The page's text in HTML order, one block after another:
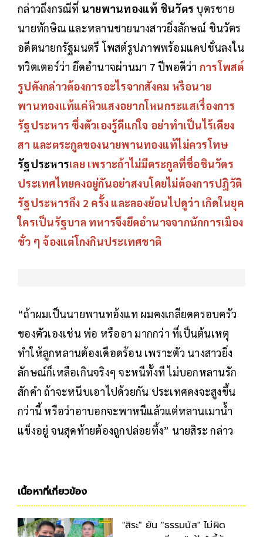
กล่าวถึงกรณีที่ นายพานทองแท้ ชินวัตร บุตรชาย
นายทักษิณ และหลานชายนางสาวยิ่งลักษณ์ ชินวัตร
อดีตนายกรัฐมนตรี โพสต์รูปภาพพร้อมแคปชั่นลงใน
ทวิตเตอร์ว่า ยึดอำนาจผ่านมา 7 ปีพอดีว่า การโพสต์
รูปดังกล่าวต้องการอะไรจากสังคม หรือนาย
พานทองแท้แค่หิวแสงอยากโหนกระแสเรื่องการ
รัฐประหาร ซึ่งตัวเองรู้ดีแก่ใจ อย่าทำเป็นไร้เดียง
สา และตระกูลของนายพานทองแท้ไม่ควรโทษ
รัฐประหารเลย เพราะถ้าไม่มีตระกูลที่ชื่อชินวัตร
ประเทศไทยคงอยู่กันอย่าสงบโดยไม่ต้องการปฎิวัติ
รัฐประหารถึง 2 ครั้ง และลองย้อนไปดูว่า เกิดในยุค
ใครเป็นรัฐบาล ทหารจึงยึดอำนาจจากนักการเมือง
ชั่ว ๆ จ้องแต่โกงกินประเทศชาติ
“ถ้าผมเป็นนายพานทอ้งแท ผมคงเกลียดครอบครัว
ของตัวเองเช่น พ่อ หรืออา มากกว่า ที่เป็นต้นเหตุ
ทำให้ลูกหลานต้องเดือดร้อน เพราะตัว นางสาวยิ่ง
ลักษณ์ก็เหลือเกินจริงๆ จะหนีทั้งที ไม่บอกหลานรัก
สักคำ ถ้าจะหนีบเอาไปด้วยกัน ประเทศคงจะสูงขึ้น
กว่านี้ หรือว่าอาบอกจะพาหนีแล้วแต่หลานเมาน้ำ
แข็งอยู่ จนสุดท้ายต้องถูกปล่อยทิ้ง” นายสิระ กล่าว
เนื้อหาที่เกี่ยวข้อง
"สิระ" ยัน "ธรรมนัส" ไม่ผิด